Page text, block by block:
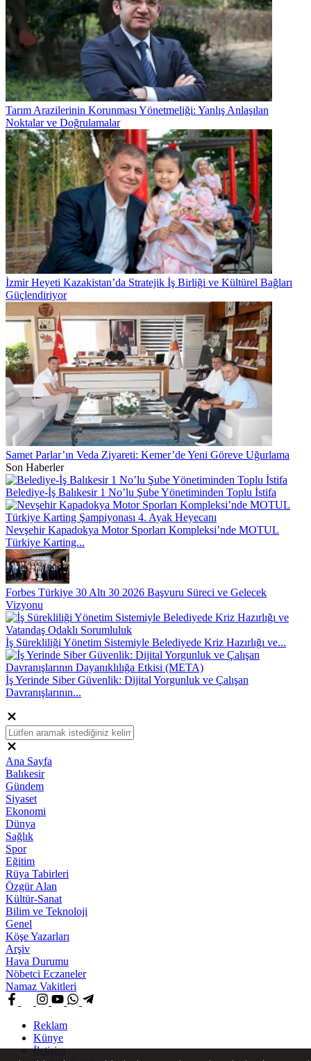
Tarım Arazilerinin Korunması Yönetmeliği: Yanlış Anlaşılan
Noktalar ve Doğrulamalar
İzmir Heyeti Kazakistan’da Stratejik İş Birliği ve Kültürel Bağları
Güçlendiriyor
Samet Parlar’ın Veda Ziyareti: Kemer’de Yeni Göreve Uğurlama
Son Haberler
Belediye-İş Balıkesir 1 No’lu Şube Yönetiminden Toplu İstifa
Nevşehir Kapadokya Motor Sporları Kompleksi’nde MOTUL
Türkiye Karting...
Forbes Türkiye 30 Altı 30 2026 Başvuru Süreci ve Gelecek
Vizyonu
İş Sürekliliği Yönetim Sistemiyle Belediyede Kriz Hazırlığı ve...
İş Yerinde Siber Güvenlik: Dijital Yorgunluk ve Çalışan
Davranışlarının...
Ana Sayfa
Balıkesir
Gündem
Siyaset
Ekonomi
Dünya
Sağlık
Spor
Eğitim
Rüya Tabirleri
Özgür Alan
Kültür-Sanat
Bilim ve Teknoloji
Genel
Köşe Yazarları
Arşiv
Hava Durumu
Nöbetci Eczaneler
Namaz Vakitleri
Reklam
Künye
İletişim